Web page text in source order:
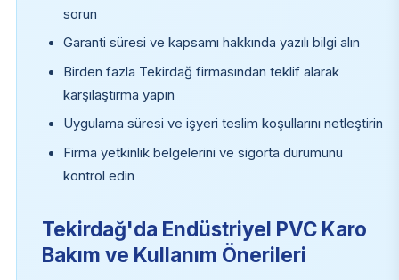
sorun
Garanti süresi ve kapsamı hakkında yazılı bilgi alın
Birden fazla Tekirdağ firmasından teklif alarak
karşılaştırma yapın
Uygulama süresi ve işyeri teslim koşullarını netleştirin
Firma yetkinlik belgelerini ve sigorta durumunu
kontrol edin
Tekirdağ'da Endüstriyel PVC Karo
Bakım ve Kullanım Önerileri